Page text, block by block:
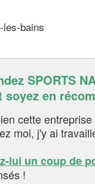
les-bains
SPORTS
soyez en
cette
moi, j'y ai
lui un coup de
!